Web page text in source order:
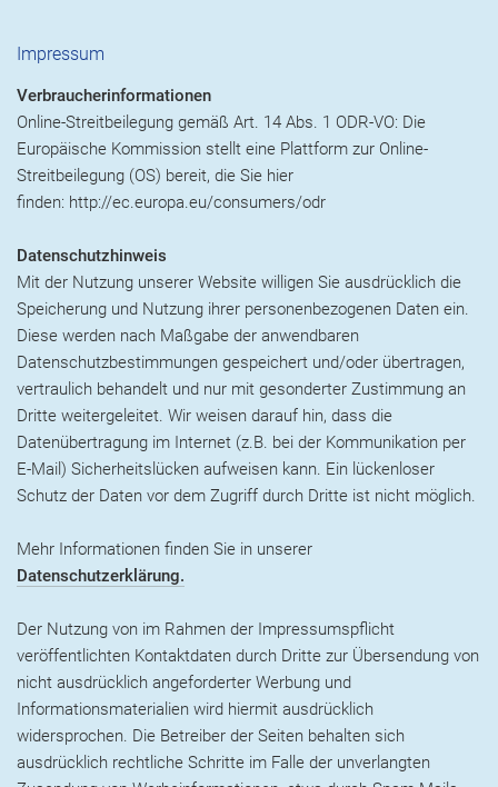
Impressum
Verbraucherinformationen
Online-Streitbeilegung gemäß Art. 14 Abs. 1 ODR-VO: Die
Europäische Kommission stellt eine Plattform zur Online-
Streitbeilegung (OS) bereit, die Sie hier
finden: http://ec.europa.eu/consumers/odr
Datenschutzhinweis
Mit der Nutzung unserer Website willigen Sie ausdrücklich die
Speicherung und Nutzung ihrer personenbezogenen Daten ein.
Diese werden nach Maßgabe der anwendbaren
Datenschutzbestimmungen gespeichert und/oder übertragen,
vertraulich behandelt und nur mit gesonderter Zustimmung an
Dritte weitergeleitet. Wir weisen darauf hin, dass die
Datenübertragung im Internet (z.B. bei der Kommunikation per
E-Mail) Sicherheitslücken aufweisen kann. Ein lückenloser
Schutz der Daten vor dem Zugriff durch Dritte ist nicht möglich.
Mehr Informationen finden Sie in unserer
Datenschutzerklärung.
Der Nutzung von im Rahmen der Impressumspflicht
veröffentlichten Kontaktdaten durch Dritte zur Übersendung von
nicht ausdrücklich angeforderter Werbung und
Informationsmaterialien wird hiermit ausdrücklich
widersprochen. Die Betreiber der Seiten behalten sich
ausdrücklich rechtliche Schritte im Falle der unverlangten